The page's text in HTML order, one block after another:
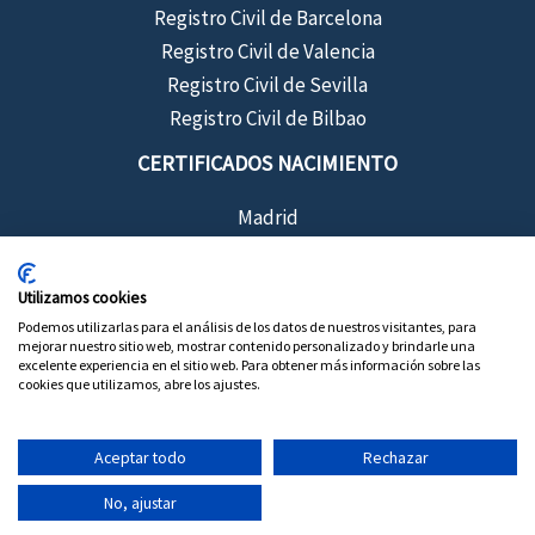
Registro Civil de Barcelona
Registro Civil de Valencia
Registro Civil de Sevilla
Registro Civil de Bilbao
CERTIFICADOS NACIMIENTO
Madrid
Valencia
Bilbao
Copyright © 2026 Certificados de Registro Civil
Utilizamos cookies
Podemos utilizarlas para el análisis de los datos de nuestros visitantes, para
mejorar nuestro sitio web, mostrar contenido personalizado y brindarle una
excelente experiencia en el sitio web. Para obtener más información sobre las
cookies que utilizamos, abre los ajustes.
Aceptar todo Rechazar
No, ajustar